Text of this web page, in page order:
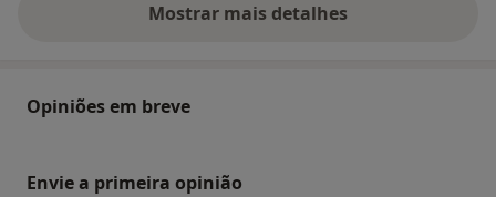
Mostrar mais detalhes
sobre o endereço
Opiniões em breve
Envie a primeira opinião